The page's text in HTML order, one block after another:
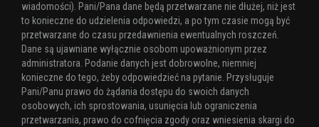
wiadomości). Pani/Pana dane będą przetwarzane nie dłużej, niż jest
to konieczne do udzielenia odpowiedzi, a po tym czasie mogą być
przetwarzane do czasu przedawnienia ewentualnych roszczeń.
Dane są ujawniane wyłącznie osobom upoważnionym przez
administratora. Podanie danych jest dobrowolne, niemniej
konieczne do tego, żeby odpowiedzieć na pytanie. Przysługuje
Pani/Panu prawo do żądania dostępu do swoich danych
osobowych, ich sprostowania, usunięcia lub ograniczenia
przetwarzania, prawo do cofnięcia zgody oraz wniesienia skargi do